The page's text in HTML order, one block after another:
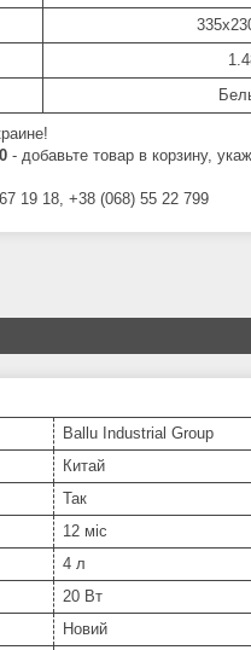
- добавьте товар в корзину,
19 18, +38 (068) 55 22 799
Ballu Industrial Group
Китай
Так
12 міс
4 л
20 Вт
Новий